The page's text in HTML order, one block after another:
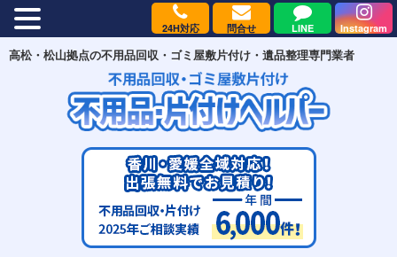
高松・松山拠点の不用品回収・ゴミ屋敷片付け・遺品整理専門業者
24H対応 問合せ LINE Instagram
MENU